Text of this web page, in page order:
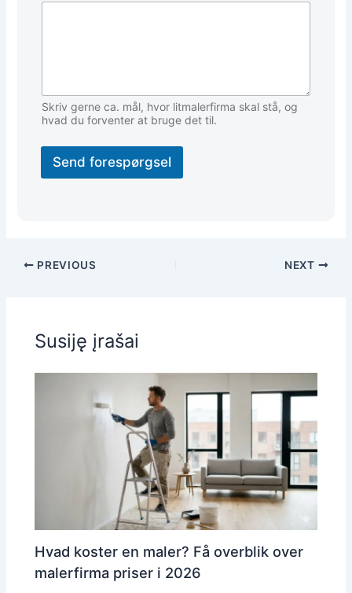
Skriv gerne ca. mål, hvor litmalerfirma skal stå, og
hvad du forventer at bruge det til.
Send forespørgsel
PREVIOUS NEXT
Susiję įrašai
Hvad koster en maler? Få overblik over
malerfirma priser i 2026